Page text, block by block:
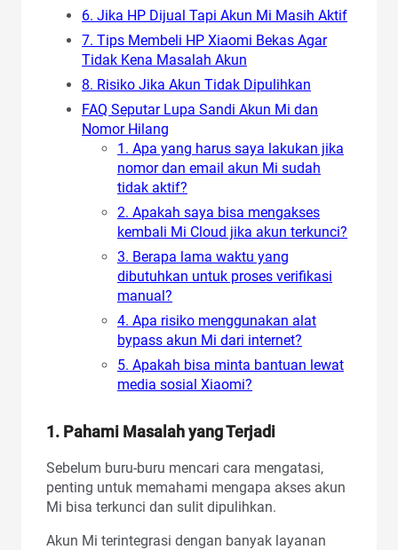
6. Jika HP Dijual Tapi Akun Mi Masih Aktif
7. Tips Membeli HP Xiaomi Bekas Agar
Tidak Kena Masalah Akun
8. Risiko Jika Akun Tidak Dipulihkan
FAQ Seputar Lupa Sandi Akun Mi dan
Nomor Hilang
1. Apa yang harus saya lakukan jika
nomor dan email akun Mi sudah
tidak aktif?
2. Apakah saya bisa mengakses
kembali Mi Cloud jika akun terkunci?
3. Berapa lama waktu yang
dibutuhkan untuk proses verifikasi
manual?
4. Apa risiko menggunakan alat
bypass akun Mi dari internet?
5. Apakah bisa minta bantuan lewat
media sosial Xiaomi?
1. Pahami Masalah yang Terjadi
Sebelum buru-buru mencari cara mengatasi,
penting untuk memahami mengapa akses akun
Mi bisa terkunci dan sulit dipulihkan.
Akun Mi terintegrasi dengan banyak layanan